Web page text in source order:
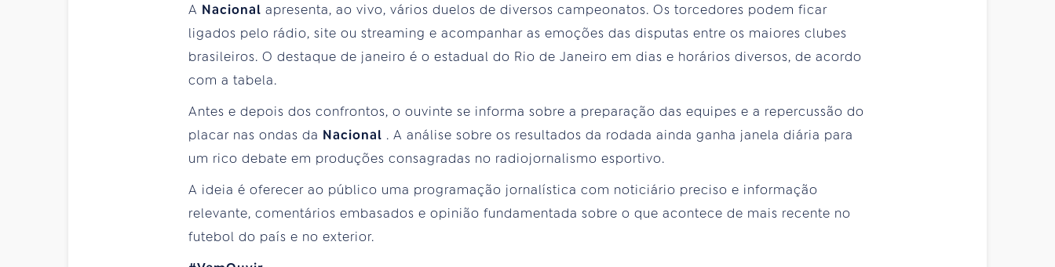
A Nacional apresenta, ao vivo, vários duelos de diversos campeonatos. Os torcedores podem ficar
ligados pelo rádio, site ou streaming e acompanhar as emoções das disputas entre os maiores clubes
brasileiros. O destaque de janeiro é o estadual do Rio de Janeiro em dias e horários diversos, de acordo
com a tabela.
Antes e depois dos confrontos, o ouvinte se informa sobre a preparação das equipes e a repercussão do
placar nas ondas da Nacional . A análise sobre os resultados da rodada ainda ganha janela diária para
um rico debate em produções consagradas no radiojornalismo esportivo.
A ideia é oferecer ao público uma programação jornalística com noticiário preciso e informação
relevante, comentários embasados e opinião fundamentada sobre o que acontece de mais recente no
futebol do país e no exterior.